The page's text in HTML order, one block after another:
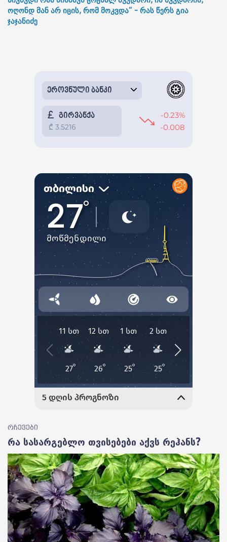
ოღონდ მან არ იცის, რომ მოკვდა“ - რას წერს გია
ჯაჯანიძე
რჩევები
რა სასარგებლო თვისებები აქვს რეჰანს?